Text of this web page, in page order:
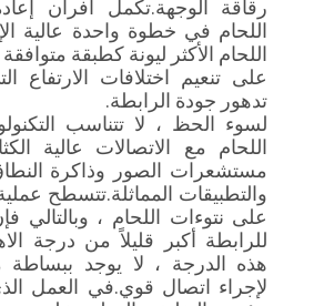
رقاقة الوجهة.تكمل أفران
اللحام في خطوة واحدة عالية
اللحام الأكثر ليونة كطبقة
على تنعيم اختلافات الارتفاع
تدهور جودة الرابطة.
لسوء الحظ ، لا تتناسب
اللحام مع الاتصالات عالية
مستشعرات الصور وذاكرة
والتطبيقات المماثلة.تتسطح
على نتوءات اللحام ، وبالتالي
للرابطة أكبر قليلاً من درجة
هذه الدرجة ، لا يوجد
لإجراء اتصال قوي.في العمل